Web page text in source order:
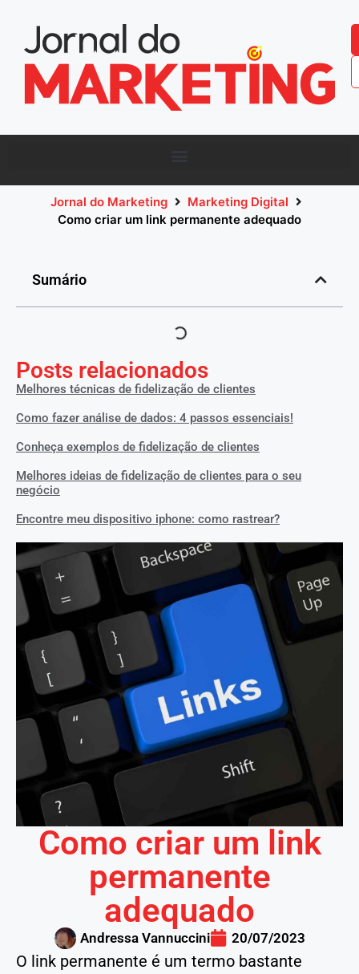
Jornal do Marketing
Marketing Digital
Como criar um link permanente adequado
Sumário
Posts relacionados
Melhores técnicas de fidelização de clientes
Como fazer análise de dados: 4 passos essenciais!
Conheça exemplos de fidelização de clientes
Melhores ideias de fidelização de clientes para o seu
negócio
Encontre meu dispositivo iphone: como rastrear?
Como criar um link
permanente
adequado
Andressa Vannuccini 20/07/2023
O link permanente é um termo bastante